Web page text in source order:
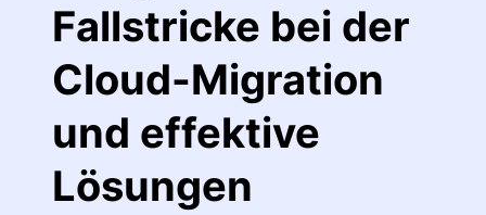
Fallstricke bei der
Cloud-Migration
und effektive
Lösungen